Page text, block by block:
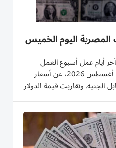
المصرية اليوم الخميس
أيام عمل أسبوع العمل
المصرفي، صباح الخميس 6 أغسطس 2026، عن أسعار
الجنيه. وتقاربت قيمة الدولار
وسجل متوسط سعر
49.78 جنيه للبيع، 49.77 جنيه للشراء، ليفقد حوالي 95